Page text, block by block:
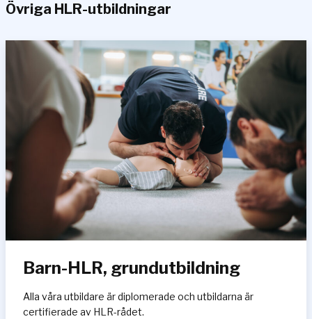
Övriga HLR-utbildningar
Barn-HLR, grundutbildning
Alla våra utbildare är diplomerade och utbildarna är
certifierade av HLR-rådet.